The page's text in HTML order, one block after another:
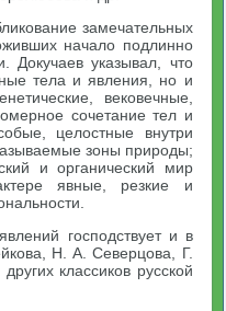
замечательных
начало подлинно
Докучаев указывал, что
тела и явления, но и
вековечные,
сочетание тел и
целостные внутри
зоны природы;
и органический мир
явные, резкие и
господствует и в
Н. А. Северцова, Г.
классиков русской